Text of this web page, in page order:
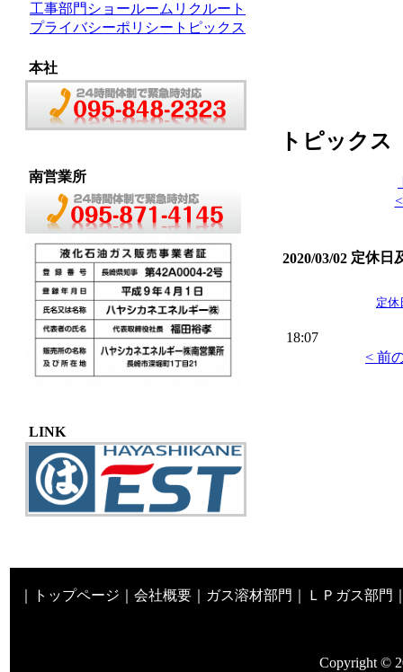
工事部門 ショールーム リクルート
プライバシーポリシー トピックス
本社
南営業所
LINK
トピックス
2020/03/02 定休日
定
18:07
< 前
トップページ 会社概要 ガス溶材部門 ＬＰガス部門
Copyright ©